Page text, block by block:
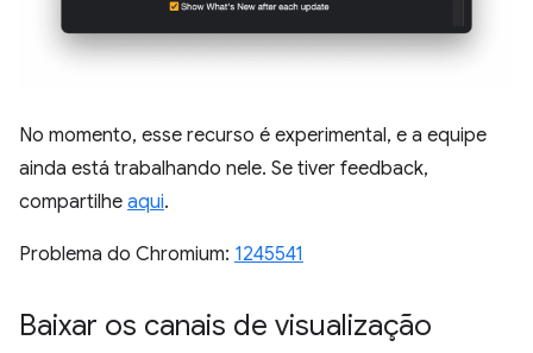
No momento, esse recurso é experimental, e a equipe
ainda está trabalhando nele. Se tiver feedback,
compartilhe aqui.
Problema do Chromium: 1245541
Baixar os canais de visualização